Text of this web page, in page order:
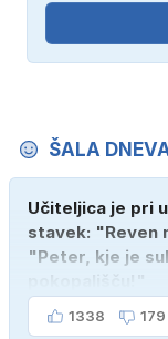
ŠALA
Učiteljica je pri
stavek: "Reven
"Peter, kje je
1338 179